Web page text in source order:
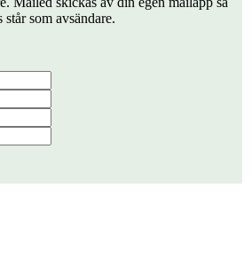
står som avsändare.